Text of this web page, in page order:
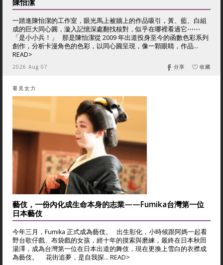
陳怡潔
一踏進陳怡潔的工作室，眼光馬上被牆上的作品吸引，黃、藍、白組
成的巨大同心圓，漩入記憶深處翻找核對，似乎在哪裡看過它⋯⋯
「是小小兵！」 那是陳怡潔從 2009 年出道投身至今的函數色彩系列
創作，分析卡漫角色的色彩，以同心圓呈現，像一顆眼睛，作品...
READ>
2026 Aug 07 收藏
分享
看見女力
藝伎，一份內化成生命本身的志業——Fumika台灣第一位
日本藝伎
今年三月，Fumika 正式成為藝伎。 出生彰化，小時候跟阿媽一起看
野台歌仔戲、布袋戲的女孩，經十年的摸索與磨練，最終在日本秋田
湯澤，成為台灣第一位在日本出道的舞伎，現在更換上雪白的衣襟成
為藝伎。 花街追夢，是自我探... READ>